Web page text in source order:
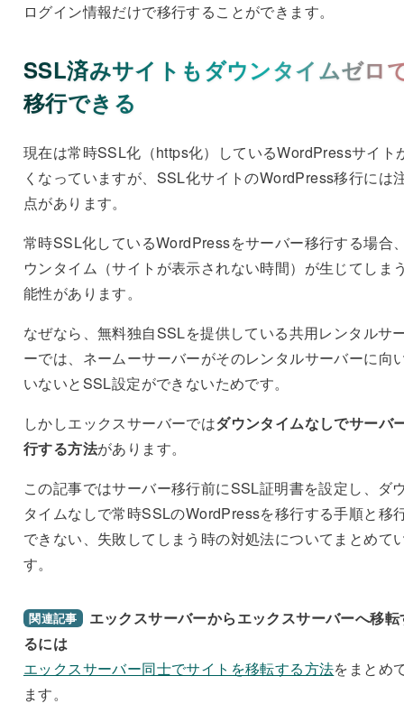
ログイン情報だけで移行することができます。
SSL済みサイトもダウンタイムゼロ
移行できる
現在は常時SSL化（https化）しているWordPressサイト
くなっていますが、SSL化サイトのWordPress移行には
点があります。
常時SSL化しているWordPressをサーバー移行する場合
ウンタイム（サイトが表示されない時間）が生じてしま
能性があります。
なぜなら、無料独自SSLを提供している共用レンタルサ
ーでは、ネームーサーバーがそのレンタルサーバーに向
いないとSSL設定ができないためです。
しかしエックスサーバーではダウンタイムなしでサーバ
行する方法があります。
この記事ではサーバー移行前にSSL証明書を設定し、ダ
タイムなしで常時SSLのWordPressを移行する手順と移
できない、失敗してしまう時の対処法についてまとめて
す。
関連記事
エックスサーバーからエックスサーバーへ移転
るには
エックスサーバー同士でサイトを移転する方法をまとめ
ます。